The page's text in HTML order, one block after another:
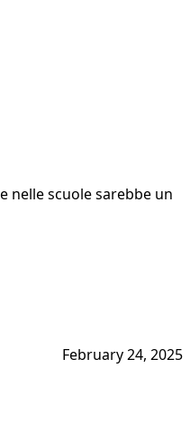
nelle scuole sarebbe un
February 24, 2025